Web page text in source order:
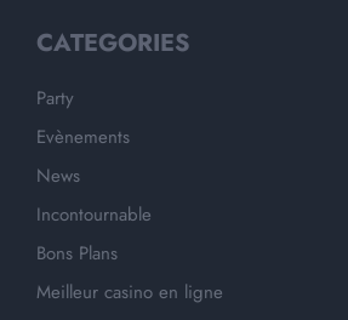
CATEGORIES
Party
Evènements
News
Incontournable
Bons Plans
Meilleur casino en ligne